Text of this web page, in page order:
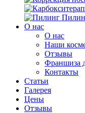
O нас
O нас
Наши
Отзывы
Франшиза
Контакты
Статьи
Галерея
Цены
Отзывы